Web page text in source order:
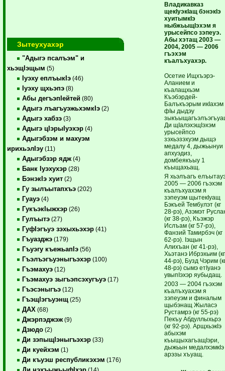
Зытеухуахэр
"Адыгэ псалъэм" и
хьэщIэщым (5)
Iуэху еплъыкIэ (46)
Iуэху щхьэпэ (8)
Абы дегъэпIейтей (80)
Адыгэ лъагъуэжьхэмкIэ (2)
Адыгэ хабзэ (3)
Адыгэ цIэрыIуэхэр (4)
Адыгэбзэм и махуэм
ирихьэлIэу (11)
Адыгэбзэр ядж (4)
Банк Iуэхухэр (28)
БэнэкIэ хуит (2)
Гу зылъытапхъэ (202)
Гуауэ (4)
ГукъэкIыжхэр (26)
Гулъытэ (27)
ГуфIэгъуэ зэхыхьэхэр (41)
Гъуазджэ (179)
Гъуэгу къежьапIэ (56)
Гъэлъэгъуэныгъэхэр (100)
Гъэмахуэ (12)
Гъэмахуэ зыгъэпсэхугъуэ (17)
Гъэсэныгъэ (12)
ГъэщIэгъуэнщ (25)
ДАХ (68)
Джэрпэджэж (9)
Дзюдо (2)
Ди зэпыщIэныгъэхэр (33)
Ди куейхэм (1)
Ди къуэш республикэхэм (176)
(14)
Владикавказ
щекIуэкIащ бэнэкIэ
хуитымкIэ
ныбжьыщIэхэм я
урысейпсо зэпеуэ.
Абы хэтащ 2003 —
2004, 2005 — 2006
гъэхэм
къалъхуахэр.
Осетие Ищхъэрэ-
Аланием и
къалащхьэм
Къэбэрдей-
Балъкъэрым икIахэм
фIы дыдэу
Ди щIалэхэщIэхэм
урысейпсо
зэхьэзэхуэм дыщэ
медалу 4, дыжьынуи
апхуэдиз,
домбеякъыу 1
къыщахьащ.
Я хьэлъагъ
2005 — 2006 гъэхэм
къалъхуахэм я
зэпеуэм щытекIуащ
Бэкъей Тембулэт (кг
28-рэ), Азэмэт
(кг 38-рэ), Къэжэр
Ислъам (кг 57-рэ),
Фанзий Тамирбэч (кг
62-рэ). Iэщын
Алихъан (кг 41-рэ),
Хьэтанэ Ибрэхьим (кг
44-рэ), Бузд Чэрим
48-рэ) сымэ етIуанэ
увыпIэхэр яубыдащ.
2003 — 2004 гъэхэм
къалъхуахэм я
зэпеуэм и финалым
щыбэнащ Жыласэ
Рустамрэ (кг 55-рэ)
Пекъу Абдуллыхьрэ
(кг 92-рэ). АрщхьэкIэ
абыхэм
къыщыхагъащIэри,
дыжьын медалхэмкIэ
арэзы хъуащ.